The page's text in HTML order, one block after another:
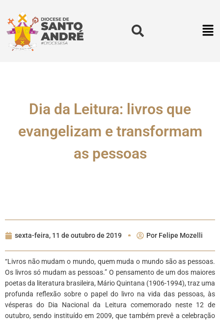
Dia da Leitura: livros que
evangelizam e transformam
as pessoas
sexta-feira, 11 de outubro de 2019 Por Felipe Mozelli
“Livros não mudam o mundo, quem muda o mundo são as pessoas.
Os livros só mudam as pessoas.” O pensamento de um dos maiores
poetas da literatura brasileira, Mário Quintana (1906-1994), traz uma
profunda reflexão sobre o papel do livro na vida das pessoas, às
vésperas do Dia Nacional da Leitura comemorado neste 12 de
outubro, sendo instituído em 2009, que também prevê a celebração